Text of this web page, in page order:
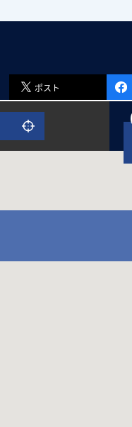
ポスト